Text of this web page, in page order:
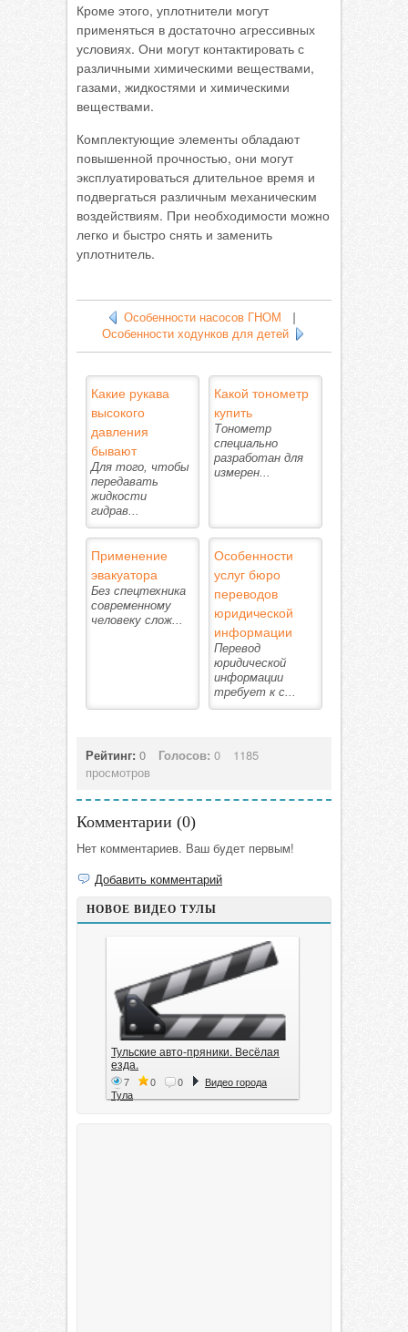
Кроме этого, уплотнители могут
применяться в достаточно агрессивных
условиях. Они могут контактировать с
различными химическими веществами,
газами, жидкостями и химическими
веществами.
Комплектующие элементы обладают
повышенной прочностью, они могут
эксплуатироваться длительное время и
подвергаться различным механическим
воздействиям. При необходимости можно
легко и быстро снять и заменить
уплотнитель.
Особенности насосов ГНОМ
Особенности ходунков для детей
Какие рукава
высокого
давления
бывают
Для того, чтобы
передавать
жидкости
гидрав...
Какой тонометр
купить
Тонометр
специально
разработан для
измерен...
Применение
эвакуатора
Без спецтехника
cовременному
человеку слож...
Особенности
услуг бюро
переводов
юридической
информации
Перевод
юридической
информации
требует к с...
Рейтинг: 0 Голосов: 0
1185
просмотров
Комментарии (0)
Нет комментариев. Ваш будет первым!
Добавить комментарий
НОВОЕ ВИДЕО ТУЛЫ
Тульские авто-пряники. Весёлая
езда.
7 0 0
Видео города
Тула